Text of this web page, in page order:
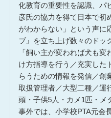
化教育の重要性を認識、パ
彦氏の協力を得て日本で初
がわからない」という声に
ブ』を立ち上げ数々のドッ
「飼い主が変われば犬も
け方指導を行う／充実した
らうための情報を発信／創
取扱管理者／大型二種／運
頭・子供5人・カメ1匹・メ
事外では、小学校PTA元会